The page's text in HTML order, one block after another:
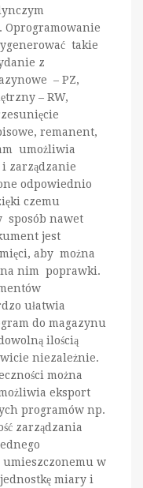
Oprogramowanie
takie
z
– PZ,
– RW,
remanent,
umożliwia
zarządzanie
odpowiednio
czemu
sposób nawet
jest
aby można
na nim poprawki.
ułatwia
do magazynu
ilością
niezależnie.
można
eksport
programów np.
zarządzania
w
miary i